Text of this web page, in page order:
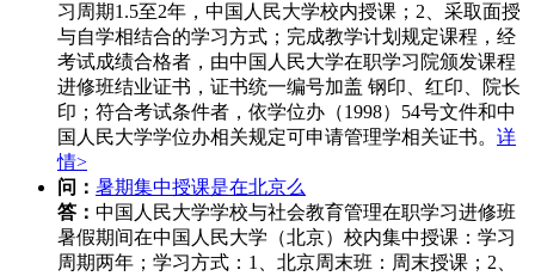
习周期1.5至2年，中国人民大学校内授课；2、采取面授
与自学相结合的学习方式；完成教学计划规定课程，经
考试成绩合格者，由中国人民大学在职学习院颁发课程
进修班结业证书，证书统一编号加盖 钢印、红印、院长
印；符合考试条件者，依学位办（1998）54号文件和中
国人民大学学位办相关规定可申请管理学相关证书。 详
情>
问： 暑期集中授课是在北京么
答： 中国人民大学学校与社会教育管理在职学习进修班
暑假期间在中国人民大学（北京）校内集中授课：学习
周期两年；学习方式：1、北京周末班：周末授课；2、